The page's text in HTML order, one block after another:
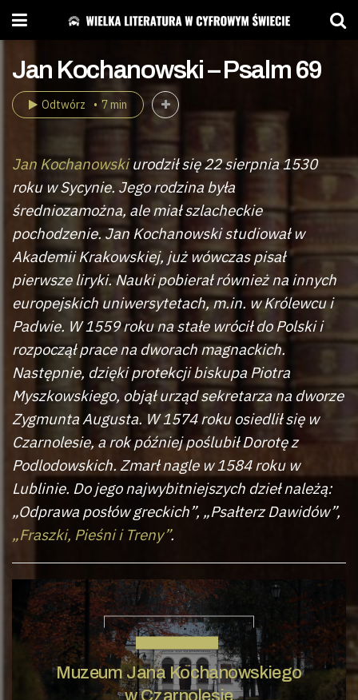
Jan Kochanowski – Psalm 69
Odtwórz 7 min
Jan Kochanowskiurodził się 22 sierpnia 1530
roku w Sycynie. Jego rodzina była
średniozamożna, ale miał szlacheckie
pochodzenie. Jan Kochanowski studiował w
Akademii Krakowskiej, już wówczas pisał
pierwsze liryki. Nauki pobierał również na innych
europejskich uniwersytetach, m.in. w Królewcu i
Padwie. W 1559 roku na stałe wrócił do Polski i
rozpoczął prace na dworach magnackich.
Następnie, dzięki protekcji biskupa Piotra
Myszkowskiego, objął urząd sekretarza na dworze
Zygmunta Augusta. W 1574 roku osiedlił się w
Czarnolesie, a rok później poślubił Dorotę z
Podlodowskich. Zmarł nagle w 1584 roku w
Lublinie. Do jego najwybitniejszych dzieł należą:
„Odprawa posłów greckich”, „Psałterz Dawidów”,
„Fraszki, Pieśni i Treny”.
Muzeum Jana Kochanowskiego
w Czarnolesie